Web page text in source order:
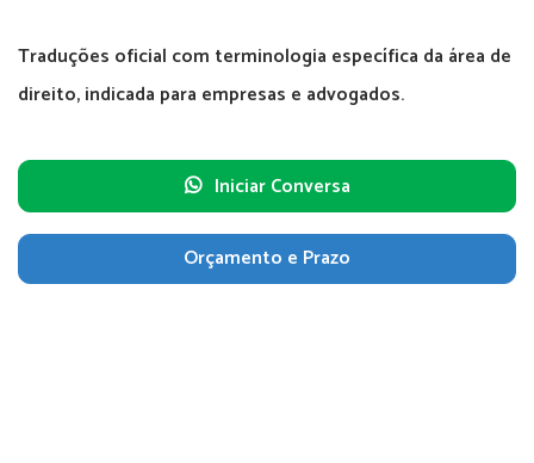
Traduções oficial com terminologia específica da área de
direito, indicada para empresas e advogados.
Iniciar Conversa
Orçamento e Prazo